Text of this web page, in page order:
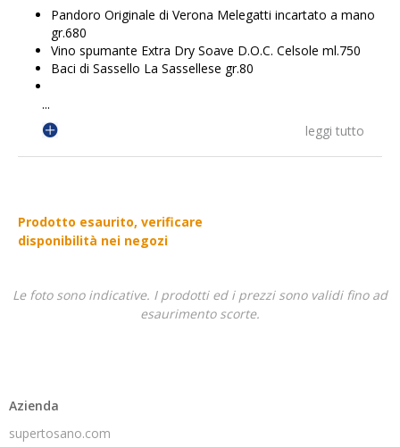
Pandoro Originale di Verona Melegatti incartato a mano
gr.680
Vino spumante Extra Dry Soave D.O.C. Celsole ml.750
Baci di Sassello La Sassellese gr.80
...
leggi tutto
Prodotto esaurito, verificare
disponibilità nei negozi
Le foto sono indicative. I prodotti ed i prezzi sono validi fino ad
esaurimento scorte.
Azienda
supertosano.com